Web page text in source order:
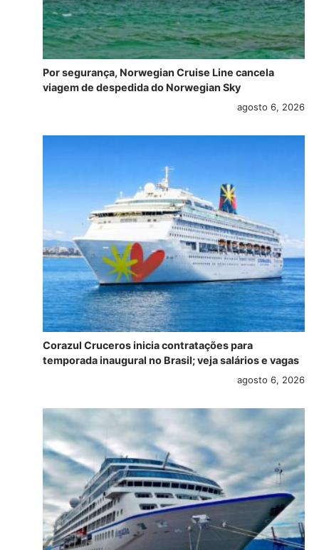
Por segurança, Norwegian Cruise Line cancela
viagem de despedida do Norwegian Sky
agosto 6, 2026
Corazul Cruceros inicia contratações para
temporada inaugural no Brasil; veja salários e vagas
agosto 6, 2026